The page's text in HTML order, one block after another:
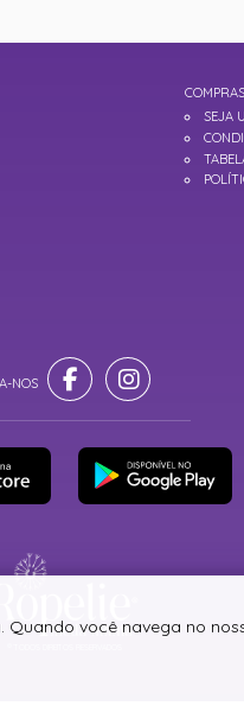
COMPRAS
SEJA
Quando você navega no